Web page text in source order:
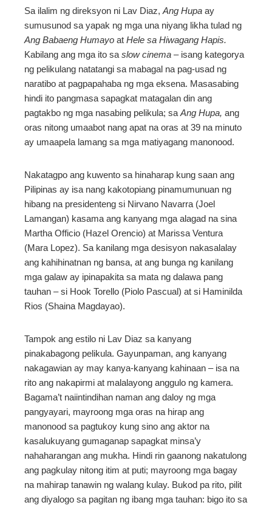
Sa ilalim ng direksyon ni Lav Diaz, Ang Hupa ay
sumusunod sa yapak ng mga una niyang likha tulad ng
Ang Babaeng Humayo at Hele sa Hiwagang Hapis.
Kabilang ang mga ito sa slow cinema – isang kategorya
ng pelikulang natatangi sa mabagal na pag-usad ng
naratibo at pagpapahaba ng mga eksena. Masasabing
hindi ito pangmasa sapagkat matagalan din ang
pagtakbo ng mga nasabing pelikula; sa Ang Hupa, ang
oras nitong umaabot nang apat na oras at 39 na minuto
ay umaapela lamang sa mga matiyagang manonood.
Nakatagpo ang kuwento sa hinaharap kung saan ang
Pilipinas ay isa nang kakotopiang pinamumunuan ng
hibang na presidenteng si Nirvano Navarra (Joel
Lamangan) kasama ang kanyang mga alagad na sina
Martha Officio (Hazel Orencio) at Marissa Ventura
(Mara Lopez). Sa kanilang mga desisyon nakasalalay
ang kahihinatnan ng bansa, at ang bunga ng kanilang
mga galaw ay ipinapakita sa mata ng dalawa pang
tauhan – si Hook Torello (Piolo Pascual) at si Haminilda
Rios (Shaina Magdayao).
Tampok ang estilo ni Lav Diaz sa kanyang
pinakabagong pelikula. Gayunpaman, ang kanyang
nakagawian ay may kanya-kanyang kahinaan – isa na
rito ang nakapirmi at malalayong anggulo ng kamera.
Bagama’t naiintindihan naman ang daloy ng mga
pangyayari, mayroong mga oras na hirap ang
manonood sa pagtukoy kung sino ang aktor na
kasalukuyang gumaganap sapagkat minsa’y
nahaharangan ang mukha. Hindi rin gaanong nakatulong
ang pagkulay nitong itim at puti; mayroong mga bagay
na mahirap tanawin ng walang kulay. Bukod pa rito, pilit
ang diyalogo sa pagitan ng ibang mga tauhan: bigo ito sa